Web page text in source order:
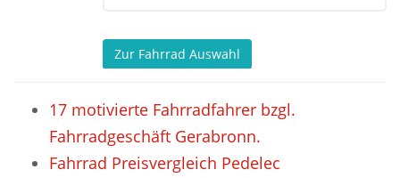
Zur Fahrrad Auswahl
17 motivierte Fahrradfahrer bzgl.
Fahrradgeschäft Gerabronn.
Fahrrad Preisvergleich Pedelec